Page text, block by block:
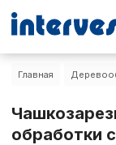
Главная
обработки